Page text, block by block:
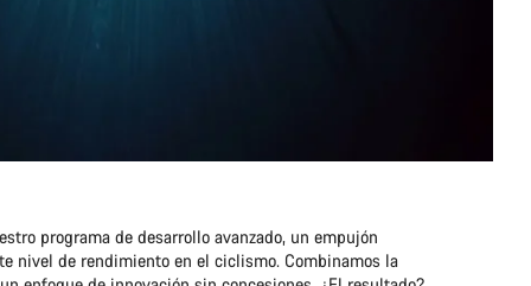
programa de desarrollo avanzado, un empujón
nivel de rendimiento en el ciclismo. Combinamos la